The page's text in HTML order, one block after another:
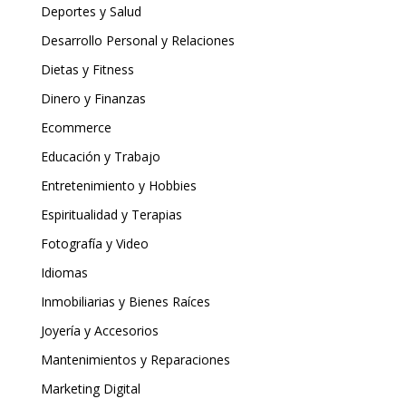
Deportes y Salud
Desarrollo Personal y Relaciones
Dietas y Fitness
Dinero y Finanzas
Ecommerce
Educación y Trabajo
Entretenimiento y Hobbies
Espiritualidad y Terapias
Fotografía y Video
Idiomas
Inmobiliarias y Bienes Raíces
Joyería y Accesorios
Mantenimientos y Reparaciones
Marketing Digital